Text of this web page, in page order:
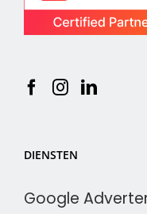
DIENSTEN
Google